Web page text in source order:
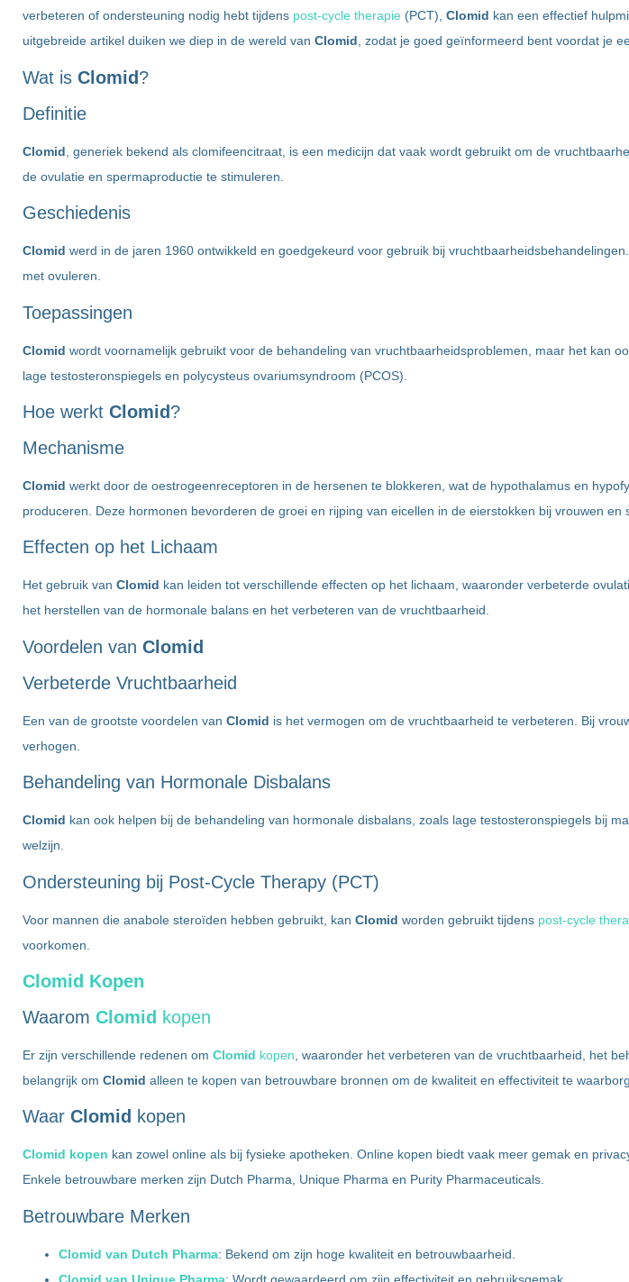
verbeteren of ondersteuning nodig hebt tijdens post-cycle therapie (PCT), Clomid kan een effectief
uitgebreide artikel duiken we diep in de wereld van Clomid, zodat je goed geïnformeerd bent voordat je
Wat is Clomid ?
Definitie
Clomid , generiek bekend als clomifeencitraat, is een medicijn dat vaak wordt gebruikt om de
de ovulatie en spermaproductie te stimuleren.
Geschiedenis
Clomid werd in de jaren 1960 ontwikkeld en goedgekeurd voor gebruik bij
met ovuleren.
Toepassingen
Clomid wordt voornamelijk gebruikt voor de behandeling van vruchtbaarheidsproblemen, maar het kan
lage testosteronspiegels en polycysteus ovariumsyndroom (PCOS).
Hoe werkt Clomid ?
Mechanisme
Clomid werkt door de oestrogeenreceptoren in de hersenen te blokkeren, wat de hypothalamus en
produceren. Deze hormonen bevorderen de groei en rijping van eicellen in de eierstokken bij vrouwen en
Effecten op het Lichaam
Het gebruik van Clomid kan leiden tot verschillende effecten op het lichaam, waaronder verbeterde
het herstellen van de hormonale balans en het verbeteren van de vruchtbaarheid.
Voordelen van Clomid
Verbeterde Vruchtbaarheid
Een van de grootste voordelen van Clomid is het vermogen om de vruchtbaarheid te verbeteren. Bij
verhogen.
Behandeling van Hormonale Disbalans
Clomid kan ook helpen bij de behandeling van hormonale disbalans, zoals lage testosteronspiegels bij
welzijn.
Ondersteuning bij Post-Cycle Therapy (PCT)
Voor mannen die anabole steroïden hebben gebruikt, kan Clomid worden gebruikt tijdens post-cycle
voorkomen.
Clomid Kopen
Waarom Clomid kopen
Er zijn verschillende redenen om Clomid kopen , waaronder het verbeteren van de vruchtbaarheid, het
belangrijk om Clomid alleen te kopen van betrouwbare bronnen om de kwaliteit en effectiviteit te
Waar Clomid kopen
Clomid kopen kan zowel online als bij fysieke apotheken. Online kopen biedt vaak meer gemak en
Enkele betrouwbare merken zijn Dutch Pharma, Unique Pharma en Purity Pharmaceuticals.
Betrouwbare Merken
Clomid van Dutch Pharma: Bekend om zijn hoge kwaliteit en betrouwbaarheid.
Clomid van Unique Pharma: Wordt gewaardeerd om zijn effectiviteit en gebruiksgemak.